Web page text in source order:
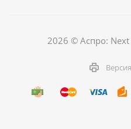
2026 © Аспро: